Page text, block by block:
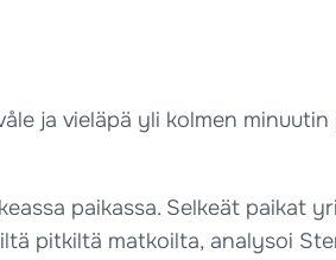
ja vieläpä yli kolmen minuutin
paikassa. Selkeät paikat
pitkiltä matkoilta, analysoi